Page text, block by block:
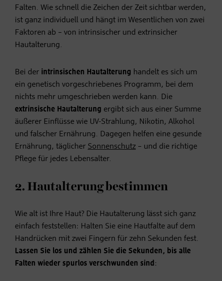
Falten. Wie schnell die Zeichen der Zeit sichtbar werden,
ist ganz individuell und hängt im Wesentlichen von zwei
Faktoren ab – von intrinsischer und extrinsicher
Hautalterung.
Bei der intrinsischen Hautalterung handelt es sich um
ein genetisch vorgeschriebenes Programm, bei dem
nichts mehr umgeschrieben werden kann. Die
extrinsische Hautalterung ergibt sich aus einer Summe
äußerer Einflüsse wie UV-Strahlung, Nikotin, Alkohol
und falscher Ernährung. Dagegen helfen eine gesunde
Ernährung, täglicher Sonnenschutz – und die richtige
Pflege für jedes Lebensalter.
2. Hautalterung bestimmen
Wie alt ist Ihre Haut? Die Hautalterung lässt sich ganz
einfach feststellen: Halten Sie eine Hautfalte auf dem
Handrücken mit zwei Fingern für zehn Sekunden fest.
Lassen Sie los und zählen Sie die Sekunden, bis alle
Falten wieder spurlos verschwunden sind :